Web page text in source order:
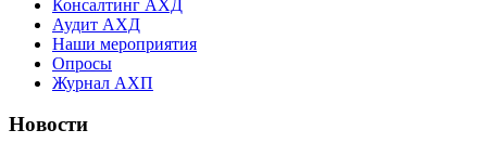
Консалтинг АХД
Аудит АХД
Наши мероприятия
Опросы
Журнал АХП
Новости